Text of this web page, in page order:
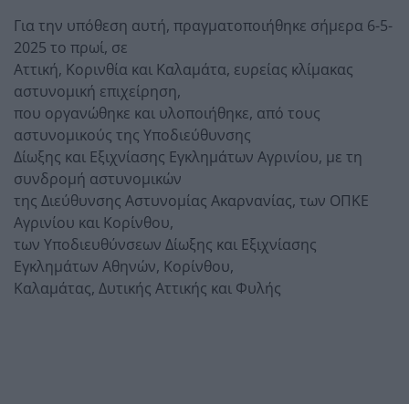
Για την υπόθεση αυτή, πραγματοποιήθηκε σήμερα 6-5-
2025 το πρωί, σε
Αττική, Κορινθία και Καλαμάτα, ευρείας κλίμακας
αστυνομική επιχείρηση,
που οργανώθηκε και υλοποιήθηκε, από τους
αστυνομικούς της Υποδιεύθυνσης
Δίωξης και Εξιχνίασης Εγκλημάτων Αγρινίου, με τη
συνδρομή αστυνομικών
της Διεύθυνσης Αστυνομίας Ακαρνανίας, των ΟΠΚΕ
Αγρινίου και Κορίνθου,
των Υποδιευθύνσεων Δίωξης και Εξιχνίασης
Εγκλημάτων Αθηνών, Κορίνθου,
Καλαμάτας, Δυτικής Αττικής και Φυλής